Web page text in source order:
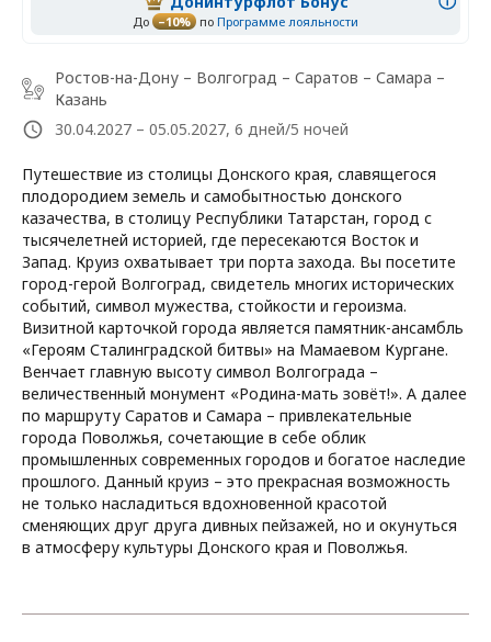
До –10% по Программе лояльности
Ростов-на-Дону – Волгоград – Саратов – Самара –
Казань
30.04.2027 – 05.05.2027, 6 дней/5 ночей
Путешествие из столицы Донского края, славящегося
плодородием земель и самобытностью донского
казачества, в столицу Республики Татарстан, город с
тысячелетней историей, где пересекаются Восток и
Запад. Круиз охватывает три порта захода. Вы посетите
город-герой Волгоград, свидетель многих исторических
событий, символ мужества, стойкости и героизма.
Визитной карточкой города является памятник-ансамбль
«Героям Сталинградской битвы» на Мамаевом Кургане.
Венчает главную высоту символ Волгограда –
величественный монумент «Родина-мать зовёт!». А далее
по маршруту Саратов и Самара – привлекательные
города Поволжья, сочетающие в себе облик
промышленных современных городов и богатое наследие
прошлого. Данный круиз – это прекрасная возможность
не только насладиться вдохновенной красотой
сменяющих друг друга дивных пейзажей, но и окунуться
в атмосферу культуры Донского края и Поволжья.